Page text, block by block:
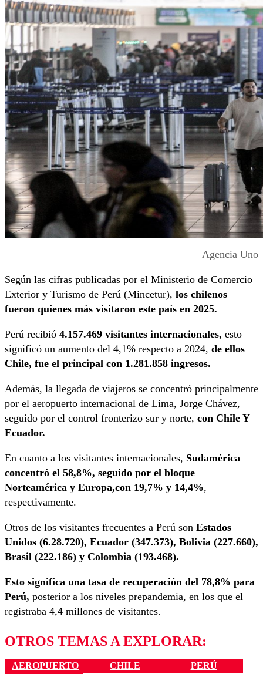
Agencia Uno
Según las cifras publicadas por el Ministerio de Comercio
Exterior y Turismo de Perú (Mincetur), los chilenos
fueron quienes más visitaron este país en 2025.
Perú recibió 4.157.469 visitantes internacionales, esto
significó un aumento del 4,1% respecto a 2024, de ellos
Chile, fue el principal con 1.281.858 ingresos.
Además, la llegada de viajeros se concentró principalmente
por el aeropuerto internacional de Lima, Jorge Chávez,
seguido por el control fronterizo sur y norte, con Chile Y
Ecuador.
En cuanto a los visitantes internacionales, Sudamérica
concentró el 58,8%, seguido por el bloque
Norteamérica y Europa,con 19,7% y 14,4%,
respectivamente.
Otros de los visitantes frecuentes a Perú son Estados
Unidos (6.28.720), Ecuador (347.373), Bolivia (227.660),
Brasil (222.186) y Colombia (193.468).
Esto significa una tasa de recuperación del 78,8% para
Perú, posterior a los niveles prepandemia, en los que el
registraba 4,4 millones de visitantes.
OTROS TEMAS A EXPLORAR:
AEROPUERTO CHILE
PERÚ